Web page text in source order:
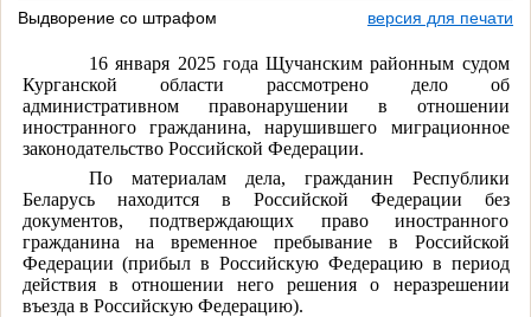
Выдворение со штрафом
версия для печати
16 января 2025 года Щучанским районным судом
Курганской области рассмотрено дело об
административном правонарушении в отношении
иностранного гражданина, нарушившего миграционное
законодательство Российской Федерации.
По материалам дела, гражданин Республики
Беларусь находится в Российской Федерации без
документов, подтверждающих право иностранного
гражданина на временное пребывание в Российской
Федерации (прибыл в Российскую Федерацию в период
действия в отношении него решения о неразрешении
въезда в Российскую Федерацию).